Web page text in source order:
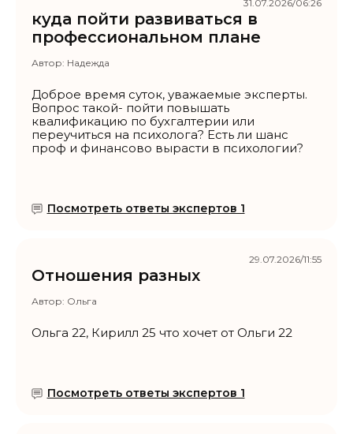
куда пойти развиваться в
профессиональном плане
Автор: Надежда
Доброе время суток, уважаемые эксперты.
Вопрос такой- пойти повышать
квалификацию по бухгалтерии или
переучиться на психолога? Есть ли шанс
проф и финансово вырасти в психологии?
Посмотреть ответы экспертов 1
31.07.2026/06:26
Отношения разных
Автор: Ольга
Ольга 22, Кирилл 25 что хочет от Ольги 22
Посмотреть ответы экспертов 1
29.07.2026/11:55